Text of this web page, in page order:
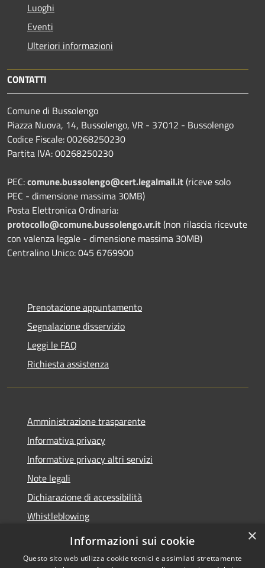
Luoghi
Eventi
Ulteriori informazioni
CONTATTI
Comune di Bussolengo
Piazza Nuova, 14, Bussolengo, VR - 37012 - Bussolengo
Codice Fiscale: 00268250230
Partita IVA: 00268250230
PEC:comune.bussolengo@cert.legalmail.it(riceve solo
PEC - dimensione massima 30MB)
Posta Elettronica Ordinaria:
protocollo@comune.bussolengo.vr.it(non rilascia ricevute
con valenza legale - dimensione massima 30MB)
Centralino Unico: 045 6769900
Prenotazione appuntamento
Segnalazione disservizio
Leggi le FAQ
Richiesta assistenza
Amministrazione trasparente
Informativa privacy
Informative privacy altri servizi
Note legali
Dichiarazione di accessibilità
Whistleblowing
×
Informazioni sui cookie
Questo sito web utilizza cookie tecnici e assimilati strettamente